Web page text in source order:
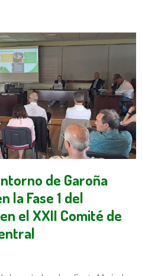
de Garoña
la Fase 1 del
el XXII Comité de